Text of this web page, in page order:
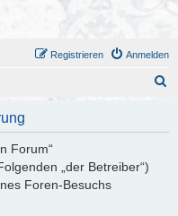
Anmelden
Registrieren
Forum“
„der Betreiber“)
Foren-Besuchs